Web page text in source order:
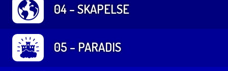
04 – SKAPELSE
05 – PARADIS